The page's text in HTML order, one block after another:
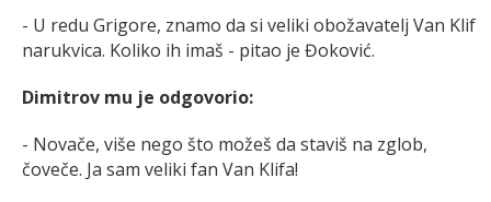
- U redu Grigore, znamo da si veliki obožavatelj Van Klif
narukvica. Koliko ih imaš - pitao je Đoković.
Dimitrov mu je odgovorio:
- Novače, više nego što možeš da staviš na zglob,
čoveče. Ja sam veliki fan Van Klifa!